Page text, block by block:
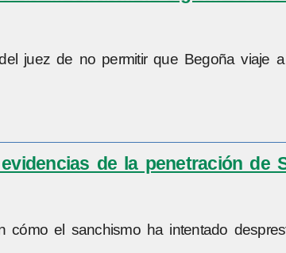
juez de no permitir que Begoña viaje
de la penetración de
el sanchismo ha intentado